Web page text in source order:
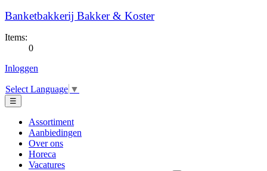
Banketbakkerij Bakker & Koster
Items:
0
Inloggen
Select Language ▼
☰
Assortiment
Aanbiedingen
Over ons
Horeca
Vacatures